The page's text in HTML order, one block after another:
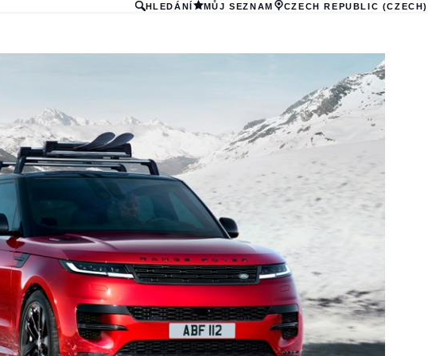
HLEDÁNÍ MŮJ SEZNAM CZECH REPUBLIC (CZECH)